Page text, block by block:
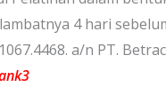
4 hari
a/n PT.